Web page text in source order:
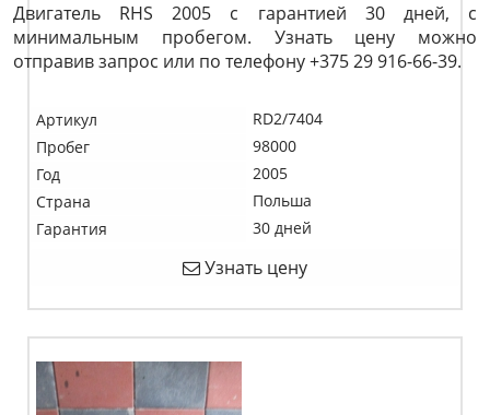
Двигатель RHS 2005 с гарантией 30 дней, с
минимальным пробегом. Узнать цену можно
отправив запрос или по телефону +375 29 916-66-39.
Артикул
RD2/7404
Пробег
98000
Год
2005
Страна
Польша
Гарантия
30 дней
Узнать цену